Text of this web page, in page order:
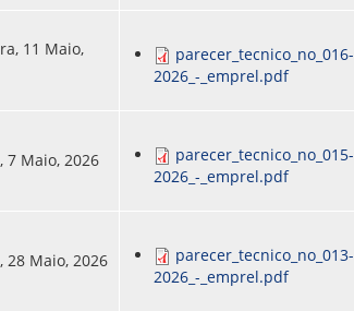
11 Maio,
parecer_tecnico_no_016-
2026_-_emprel.pdf
Maio, 2026
parecer_tecnico_no_015-
2026_-_emprel.pdf
Maio, 2026
parecer_tecnico_no_013-
2026_-_emprel.pdf